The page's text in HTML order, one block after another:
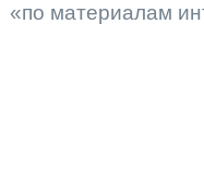
«по материалам